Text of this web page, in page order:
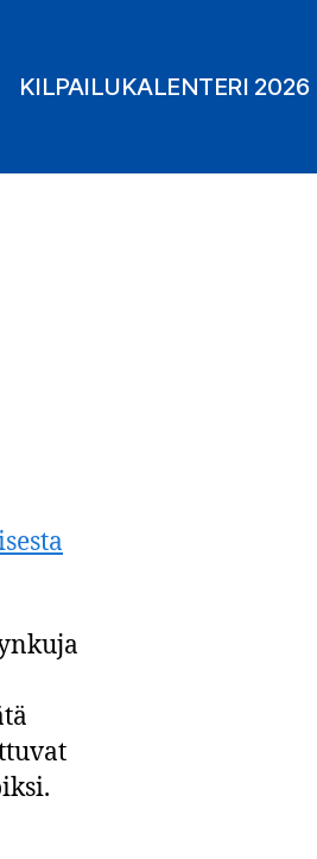
KILPAILUKALENTERI 2026